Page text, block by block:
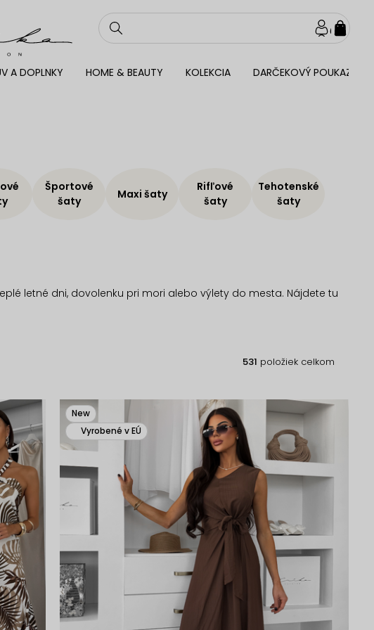
A DOPLNKY HOME & BEAUTY KOLEKCIA DARČEKOVÝ POUKAZ
letné dni, dovolenku pri mori alebo výlety do mesta. Nájdete tu
Športové
šaty
Maxi šaty
Rifľové
šaty
Tehotenské
šaty
531 položiek celkom
New
Vyrobené v EÚ